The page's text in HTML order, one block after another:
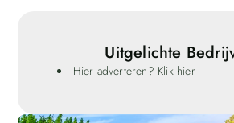
Uitgelichte
Hier adverteren? Klik hier